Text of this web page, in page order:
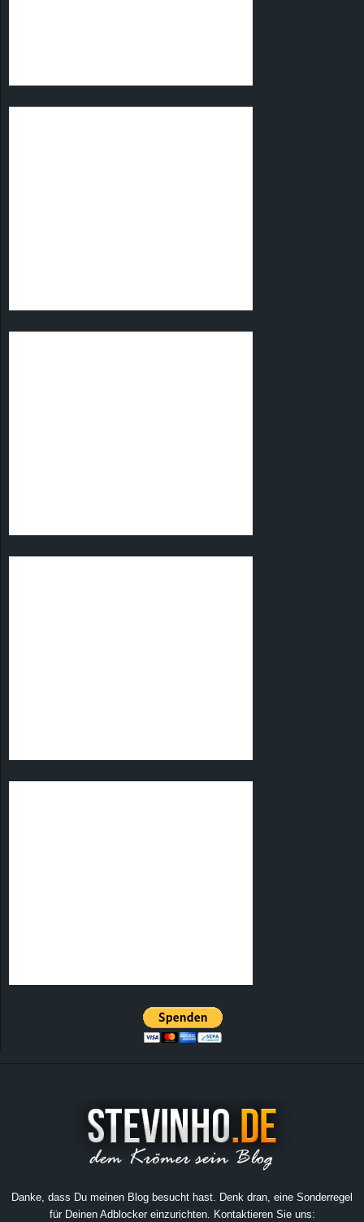
Danke, dass Du meinen Blog besucht hast. Denk dran, eine Sonderregel
für Deinen Adblocker einzurichten. Kontaktieren Sie uns: